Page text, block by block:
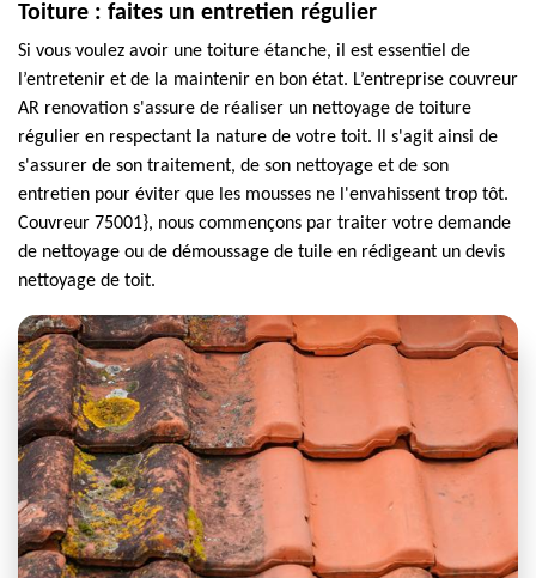
Toiture : faites un entretien régulier
Si vous voulez avoir une toiture étanche, il est essentiel de
l’entretenir et de la maintenir en bon état. L’entreprise couvreur
AR renovation s'assure de réaliser un nettoyage de toiture
régulier en respectant la nature de votre toit. Il s'agit ainsi de
s'assurer de son traitement, de son nettoyage et de son
entretien pour éviter que les mousses ne l'envahissent trop tôt.
Couvreur 75001}, nous commençons par traiter votre demande
de nettoyage ou de démoussage de tuile en rédigeant un devis
nettoyage de toit.